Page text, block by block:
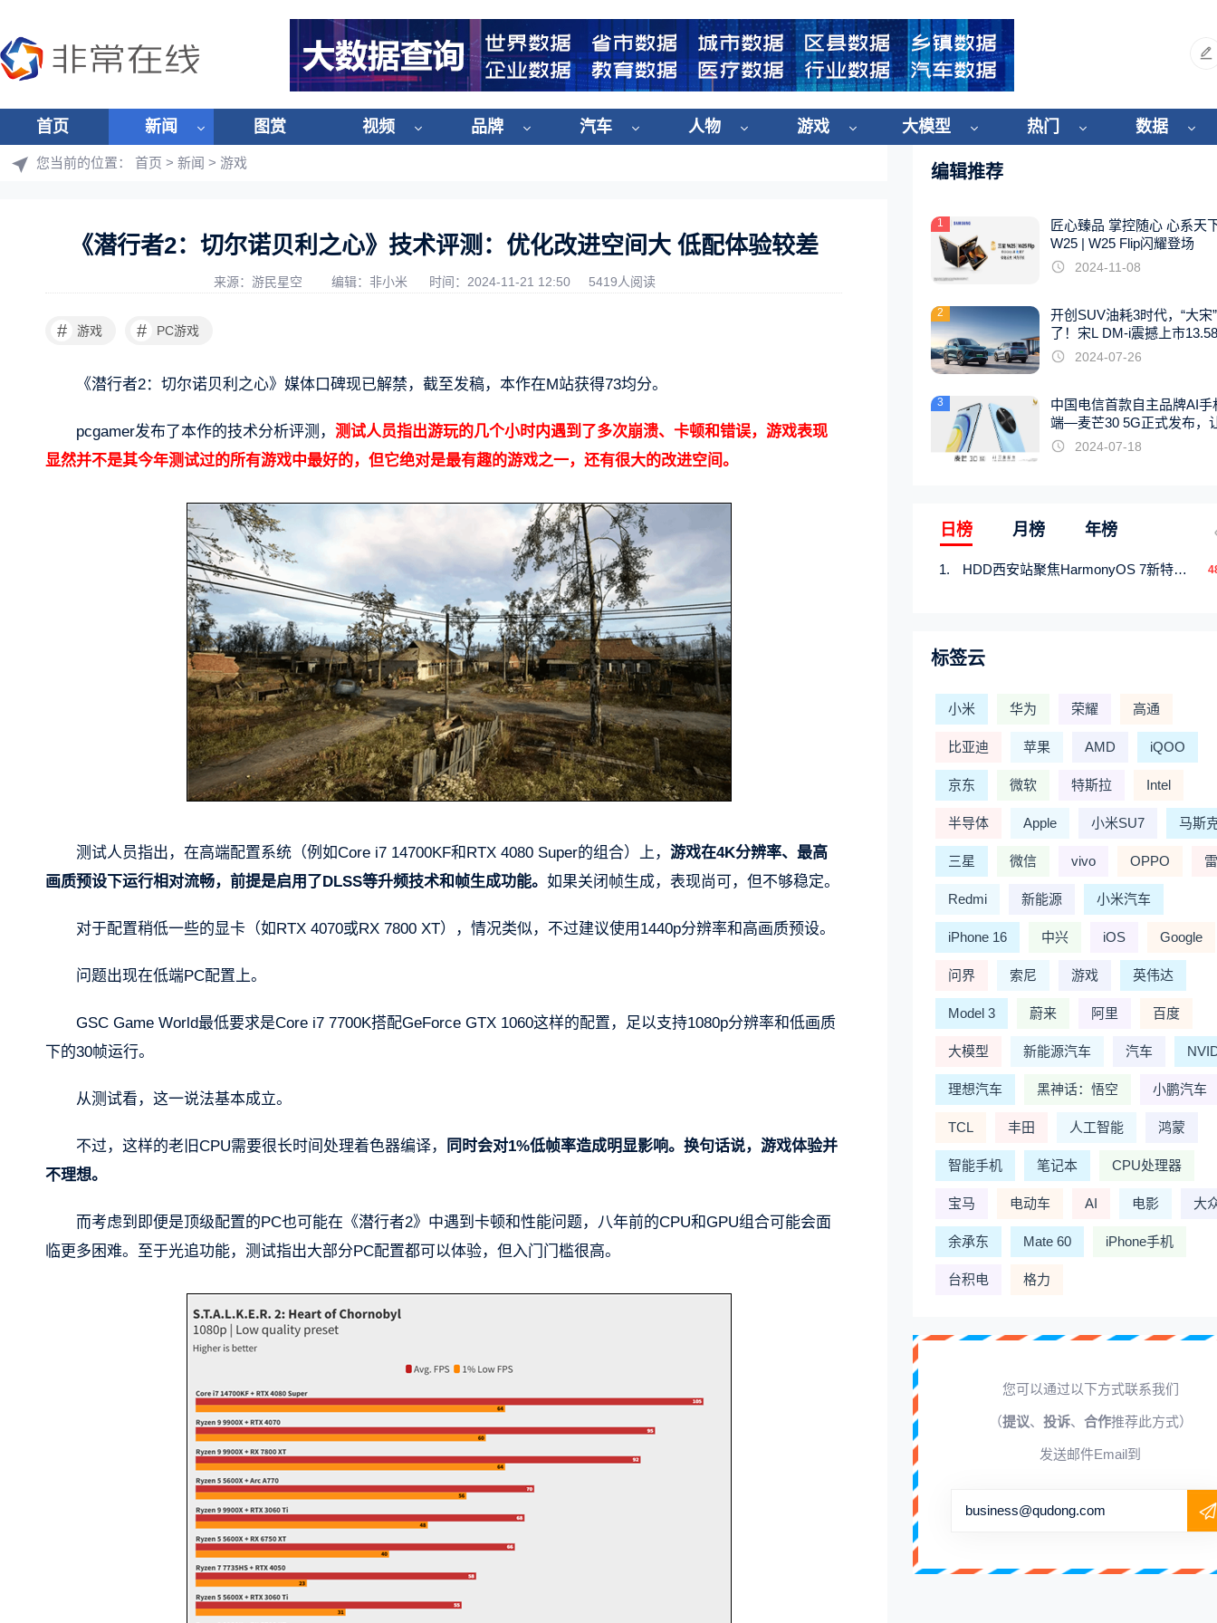
首页 新闻 图赏 视频 品牌 汽车 人物 游戏 大模型 热门 数据
您当前的位置： 首页 > 新闻 > 游戏
《潜行者2：切尔诺贝利之心》技术评测：优化改进空间大 低配体验较差
来源：游民星空 编辑：非小米 时间：2024-11-21 12:50 5419人阅读
# 游戏 # PC游戏
《潜行者2：切尔诺贝利之心》媒体口碑现已解禁，截至发稿，本作在M站获得73均分。
pcgamer发布了本作的技术分析评测， 测试人员指出游玩的几个小时内遇到了多次崩溃、卡顿和错误，游戏表现
显然并不是其今年测试过的所有游戏中最好的，但它绝对是最有趣的游戏之一，还有很大的改进空间。
测试人员指出，在高端配置系统（例如Core i7 14700KF和RTX 4080 Super的组合）上， 游戏在4K分辨率、最高
画质预设下运行相对流畅，前提是启用了DLSS等升频技术和帧生成功能。 如果关闭帧生成，表现尚可，但不够稳定。
对于配置稍低一些的显卡（如RTX 4070或RX 7800 XT），情况类似，不过建议使用1440p分辨率和高画质预设。
问题出现在低端PC配置上。
GSC Game World最低要求是Core i7 7700K搭配GeForce GTX 1060这样的配置，足以支持1080p分辨率和低画质
下的30帧运行。
从测试看，这一说法基本成立。
不过，这样的老旧CPU需要很长时间处理着色器编译，
同时会对1%低帧率造成明显影响。换句话说，游戏体验并
不理想。
而考虑到即便是顶级配置的PC也可能在《潜行者2》中遇到卡顿和性能问题，八年前的CPU和GPU组合可能会面
临更多困难。至于光追功能，测试指出大部分PC配置都可以体验，但入门门槛很高。
编辑推荐
1
匠心臻品 掌控随心 心系天
W25 | W25 Flip闪耀登场
2024-11-08
2
开创SUV油耗3时代，“大宋
了！宋L DM-i震撼上市
起
2024-07-26
3
中国电信首款自主品牌AI手
端—麦芒30 5G正式发布，
触手可及2024-07-18
日榜 月榜 年榜
HDD西安站聚焦HarmonyOS 7新特性，解锁从互联到智能的应用开发新范式
标签云
小米 华为 荣耀 高通
比亚迪 苹果 AMD iQOO
京东 微软 特斯拉 Intel
半导体 Apple 小米SU7 马斯
三星 微信 vivo OPPO
Redmi 新能源 小米汽车
iPhone 16 中兴 iOS Google
问界 索尼 游戏 英伟达
Model 3 蔚来 阿里 百度
大模型 新能源汽车 汽车
理想汽车 黑神话：悟空 小鹏汽车
TCL 丰田 人工智能 鸿蒙
智能手机 笔记本 CPU处理器
宝马 电动车 AI 电影 大
余承东 Mate 60 iPhone手机
台积电 格力
您可以通过以下方式联系我们
（提议、 投诉、 合作推荐此方式）
发送邮件Email到
business@qudong.com